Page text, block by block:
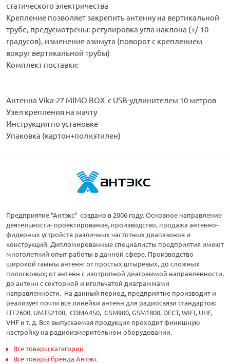
статического электричества
Крепление позволяет закрепить антенну на вертикальной
трубе, предусмотрены: регулировка угла наклона (+/-10
градусов), изменение азимута (поворот с креплением
вокруг вертикальной трубы)
Комплект поставки:
Антенна Vika-27 MIMO BOX с USB-удлинителем 10 метров
Узел крепления на мачту
Инструкция по установке
Упаковка (картон+полиэтилен)
Предприятие “Антэкс” создано в 2006 году. Основное направление
деятельности- проектирование, производство, продажа антенно-
фидерных устройств различных частотных диапазонов и
конструкций. Дипломированные специалисты предприятия имеют
многолетний опыт работы в данной сфере. Производство
широкой гаммы антенн: от простых штыревых, до сложных
полосковых; от антенн с изотропной диаграммой направленности,
до антенн с секторной и игольчатой диаграммами
направленности. На данный период, предприятие производит и
реализует почти все линейки антенн для радиосвязи стандартов:
LTE2600, UMTS2100, CDMA450, GSM900, GSM1800, DECT, WIFI, UHF,
VHF и т. д. Вся выпускаемая продукция проходит финишную
настройку на радиоизмерительном оборудовании.
Все товары категории
Все товары бренда Антэкс